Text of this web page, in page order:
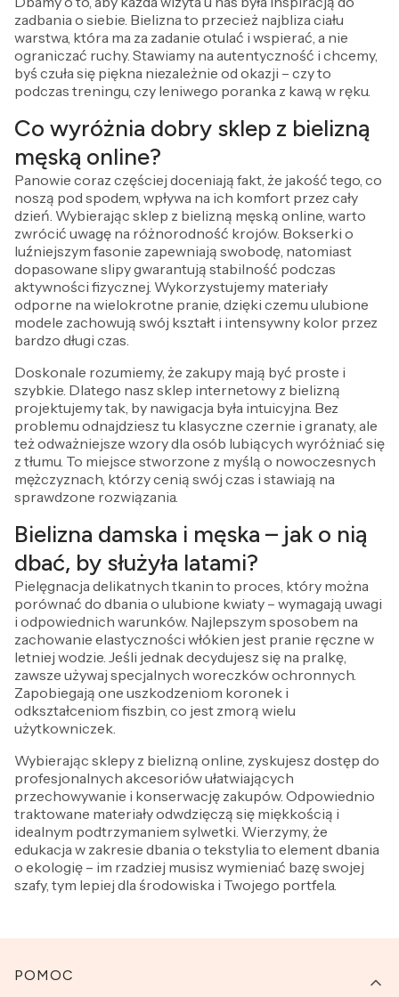
zadbania o siebie. Bielizna to przecież najbliza ciału
warstwa, która ma za zadanie otulać i wspierać, a nie
ograniczać ruchy. Stawiamy na autentyczność i chcemy,
byś czuła się piękna niezależnie od okazji – czy to
podczas treningu, czy leniwego poranka z kawą w ręku.
Co wyróżnia dobry sklep z bielizną
męską online?
Panowie coraz częściej doceniają fakt, że jakość tego, co
noszą pod spodem, wpływa na ich komfort przez cały
dzień. Wybierając sklep z bielizną męską online, warto
zwrócić uwagę na różnorodność krojów. Bokserki o
luźniejszym fasonie zapewniają swobodę, natomiast
dopasowane slipy gwarantują stabilność podczas
aktywności fizycznej. Wykorzystujemy materiały
odporne na wielokrotne pranie, dzięki czemu ulubione
modele zachowują swój kształt i intensywny kolor przez
bardzo długi czas.
Doskonale rozumiemy, że zakupy mają być proste i
szybkie. Dlatego nasz sklep internetowy z bielizną
projektujemy tak, by nawigacja była intuicyjna. Bez
problemu odnajdziesz tu klasyczne czernie i granaty, ale
też odważniejsze wzory dla osób lubiących wyróżniać się
z tłumu. To miejsce stworzone z myślą o nowoczesnych
mężczyznach, którzy cenią swój czas i stawiają na
sprawdzone rozwiązania.
Bielizna damska i męska – jak o nią
dbać, by służyła latami?
Pielęgnacja delikatnych tkanin to proces, który można
porównać do dbania o ulubione kwiaty – wymagają uwagi
i odpowiednich warunków. Najlepszym sposobem na
zachowanie elastyczności włókien jest pranie ręczne w
letniej wodzie. Jeśli jednak decydujesz się na pralkę,
zawsze używaj specjalnych woreczków ochronnych.
Zapobiegają one uszkodzeniom koronek i
odkształceniom fiszbin, co jest zmorą wielu
użytkowniczek.
Wybierając sklepy z bielizną online, zyskujesz dostęp do
profesjonalnych akcesoriów ułatwiających
przechowywanie i konserwację zakupów. Odpowiednio
traktowane materiały odwdzięczą się miękkością i
idealnym podtrzymaniem sylwetki. Wierzymy, że
edukacja w zakresie dbania o tekstylia to element dbania
o ekologię – im rzadziej musisz wymieniać bazę swojej
szafy, tym lepiej dla środowiska i Twojego portfela.
Linki w stopce
POMOC